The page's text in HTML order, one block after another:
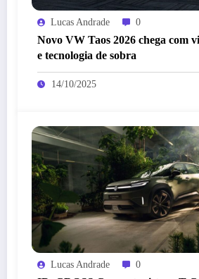
Lucas Andrade 0
Novo VW Taos 2026 chega com
e tecnologia de sobra
14/10/2025
Lucas Andrade 0